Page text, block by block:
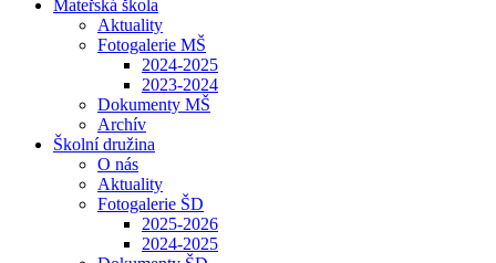
Mateřská škola
Aktuality
Fotogalerie MŠ
2024-2025
2023-2024
Dokumenty MŠ
Archív
Školní družina
O nás
Aktuality
Fotogalerie ŠD
2025-2026
2024-2025